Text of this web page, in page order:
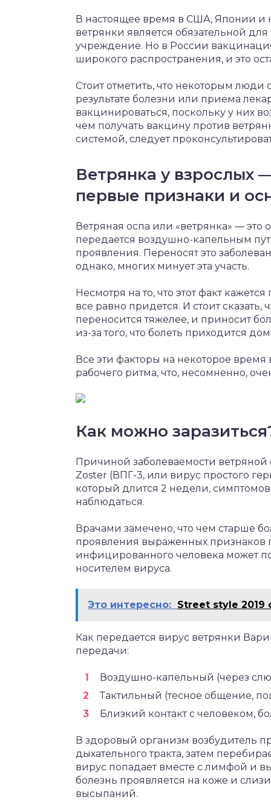
В настоящее время в США, Японии и
ветрянки является обязательной
учреждение. Но в России
широкого распространения, и это
Стоит отметить, что некоторым
результате болезни или приема
вакцинироваться, поскольку у них
чем получать вакцину против
системой, следует
Ветрянка у взрослых
первые признаки и
Ветряная оспа или «ветрянка» — это
передается воздушно-капельным
проявления. Переносят это
однако, многих минует эта участь.
Несмотря на то, что этот факт
все равно придется. И стоит
переносится тяжелее, и приносит
из-за того, что болеть приходится
Все эти факторы на некоторое
рабочего ритма, что, несомненно,
Как можно
Причиной заболеваемости
Zoster (ВПГ-3, или вирус простого
который длится 2 недели,
наблюдаться.
Врачами замечено, что чем старше
проявления выраженных признаков
инфицированного человека может
носителем вируса.
Это интересно: Street style 2019
Как передается вирус ветрянки
передачи:
Воздушно-капельный (через
Тактильный (тесное общение,
Близкий контакт с человеком,
В здоровый организм возбудитель
дыхательного тракта, затем
вирус попадает вместе с лимфой и
болезнь проявляется на коже и
высыпаний.